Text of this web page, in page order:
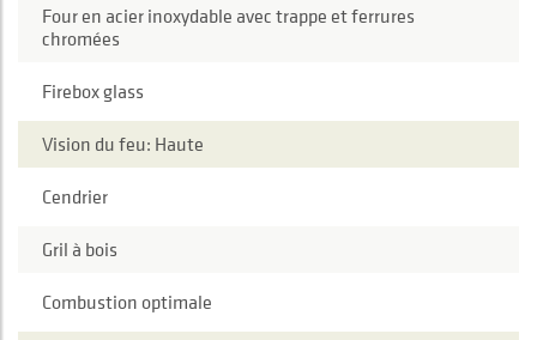
Four en acier inoxydable avec trappe et ferrures
chromées
Firebox glass
Vision du feu: Haute
Cendrier
Gril à bois
Combustion optimale